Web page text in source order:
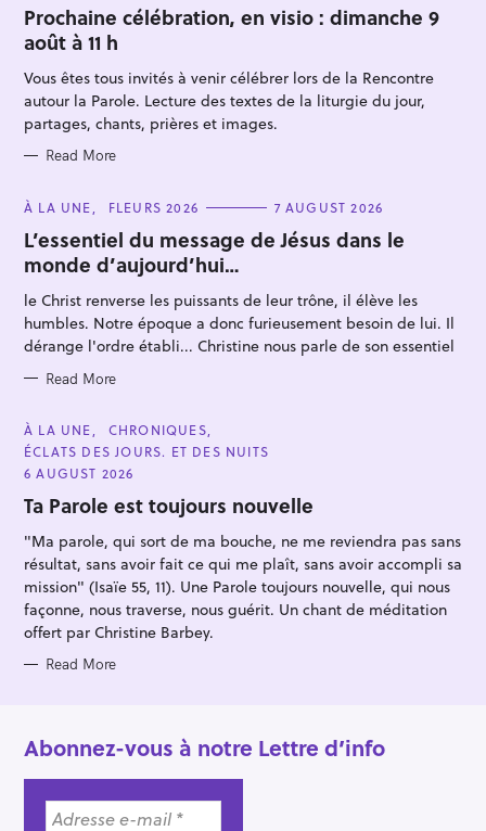
T
E
G
O
R
I
E
S
Prochaine célébration, en visio : dimanche 9
août à 11 h
Vous êtes tous invités à venir célébrer lors de la Rencontre
autour la Parole. Lecture des textes de la liturgie du jour,
partages, chants, prières et images.
Read More
C
T
E
G
O
R
I
E
S
À LA UNE FLEURS 2026 7 AUGUST 2026
L’essentiel du message de Jésus dans le
monde d’aujourd’hui…
le Christ renverse les puissants de leur trône, il élève les
humbles. Notre époque a donc furieusement besoin de lui. Il
dérange l'ordre établi... Christine nous parle de son essentiel
Read More
C
A
T
E
O
R
E
À LA UNE
CHRONIQUES
ÉCLATS DES JOURS. ET DES NUITS
6 AUGUST 2026
Ta Parole est toujours nouvelle
"Ma parole, qui sort de ma bouche, ne me reviendra pas sans
résultat, sans avoir fait ce qui me plaît, sans avoir accompli sa
mission" (Isaïe 55, 11). Une Parole toujours nouvelle, qui nous
façonne, nous traverse, nous guérit. Un chant de méditation
offert par Christine Barbey.
Read More
Abonnez-vous à notre Lettre d’info
S
a
c
h
o
: